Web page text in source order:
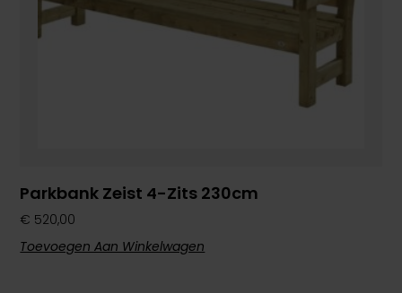
Parkbank Zeist 4-Zits 230cm
€ 520,00
Toevoegen Aan Winkelwagen